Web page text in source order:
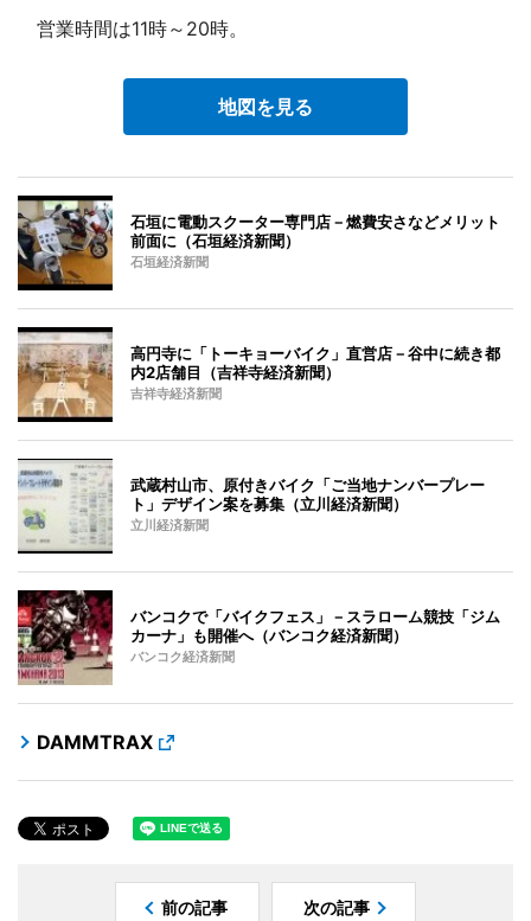
営業時間は11時～20時。
地図を見る
石垣に電動スクーター専門店－燃費安さなどメリット
前面に（石垣経済新聞）
石垣経済新聞
高円寺に「トーキョーバイク」直営店－谷中に続き都
内2店舗目（吉祥寺経済新聞）
吉祥寺経済新聞
武蔵村山市、原付きバイク「ご当地ナンバープレー
ト」デザイン案を募集（立川経済新聞）
立川経済新聞
バンコクで「バイクフェス」－スラローム競技「ジム
カーナ」も開催へ（バンコク経済新聞）
バンコク経済新聞
DAMMTRAX
前の記事 次の記事